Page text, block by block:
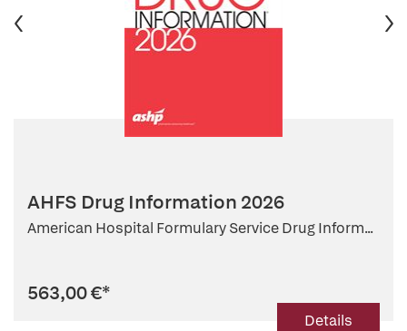
AHFS Drug Information 2026
American Hospital Formulary Service Drug Inform...
563,00 €*
Details